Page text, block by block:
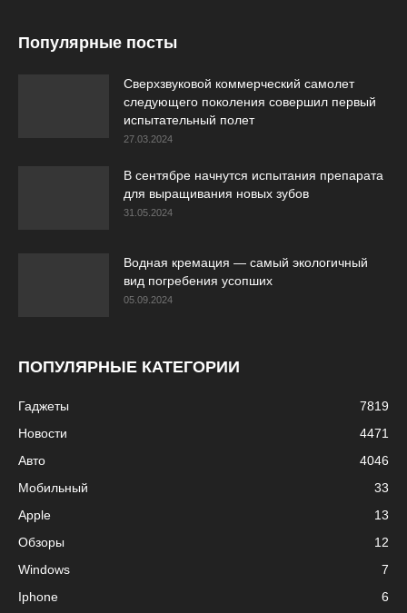
Популярные посты
Сверхзвуковой коммерческий самолет
следующего поколения совершил первый
испытательный полет
27.03.2024
В сентябре начнутся испытания препарата
для выращивания новых зубов
31.05.2024
Водная кремация — самый экологичный
вид погребения усопших
05.09.2024
ПОПУЛЯРНЫЕ КАТЕГОРИИ
Гаджеты
7819
Новости
4471
Авто
4046
Мобильный
33
Apple
13
Обзоры
12
Windows
7
Iphone
6